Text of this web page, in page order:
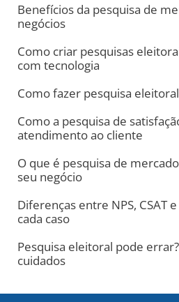
Benefícios da pesquisa de
negócios
Como criar pesquisas
com tecnologia
Como fazer pesquisa
Como a pesquisa de
atendimento ao cliente
O que é pesquisa de
seu negócio
Diferenças entre NPS, CSAT
cada caso
Pesquisa eleitoral pode
cuidados